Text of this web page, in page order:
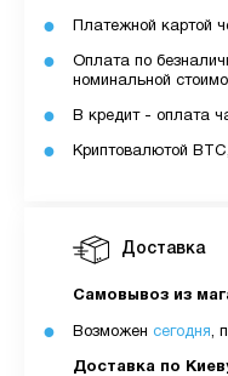
мати відкритий
вашому доступному
чи прихованих
Доставка
Самовывоз из
Возможен сегодня,
Доставка по
Платежной картой
Оплата по
номинальной
В кредит - оплата
Криптовалютой